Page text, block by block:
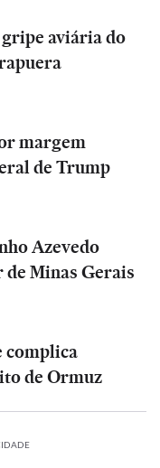
aviária do
margem
de Trump
Azevedo
Minas Gerais
complica
de Ormuz